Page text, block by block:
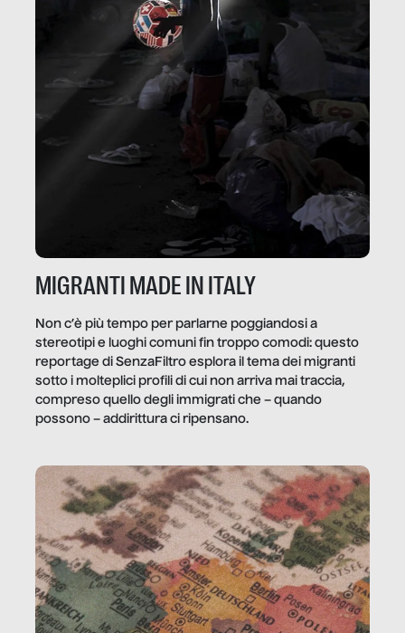
MIGRANTI MADE IN ITALY
Non c’è più tempo per parlarne poggiandosi a
stereotipi e luoghi comuni fin troppo comodi: questo
reportage di SenzaFiltro esplora il tema dei migranti
sotto i molteplici profili di cui non arriva mai traccia,
compreso quello degli immigrati che – quando
possono – addirittura ci ripensano.